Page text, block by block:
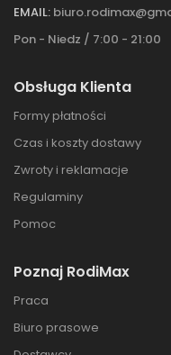
EMAIL:
Pon - Niedz / 7:00 - 21:00
Obsługa Klienta
Formy płatności
Czas i koszty dostawy
Zwroty i reklamacje
Regulaminy
Pomoc
Poznaj RodiMax
Praca
Biuro prasowe